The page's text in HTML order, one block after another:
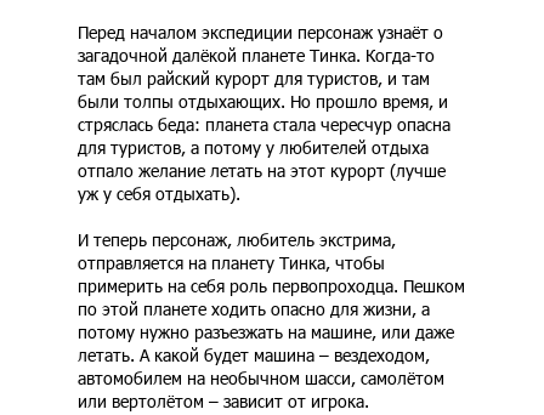
Перед началом экспедиции персонаж узнаёт о
загадочной далёкой планете Тинка. Когда-то
там был райский курорт для туристов, и там
были толпы отдыхающих. Но прошло время, и
стряслась беда: планета стала чересчур опасна
для туристов, а потому у любителей отдыха
отпало желание летать на этот курорт (лучше
уж у себя отдыхать).
И теперь персонаж, любитель экстрима,
отправляется на планету Тинка, чтобы
примерить на себя роль первопроходца. Пешком
по этой планете ходить опасно для жизни, а
потому нужно разъезжать на машине, или даже
летать. А какой будет машина – вездеходом,
автомобилем на необычном шасси, самолётом
или вертолётом – зависит от игрока.